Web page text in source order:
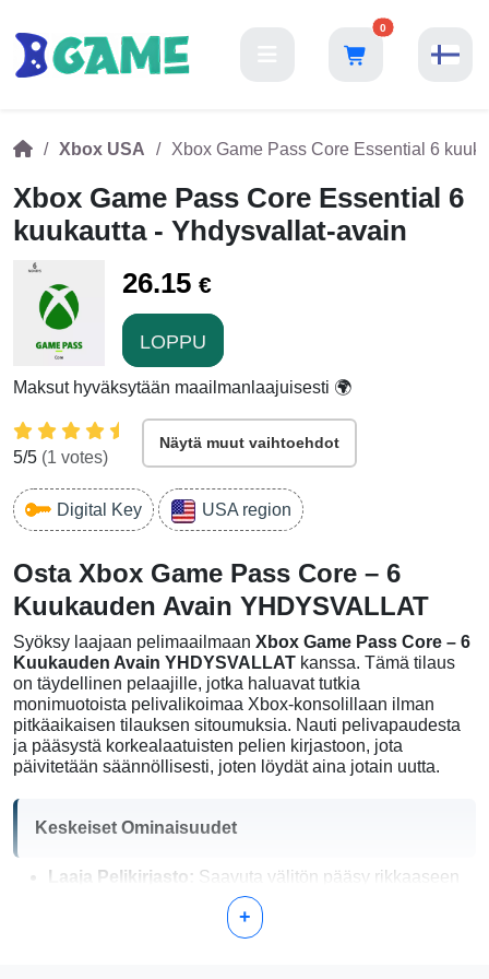
0
Xbox USA Xbox Game Pass Core Essential 6
Xbox Game Pass Core Essential 6
kuukautta - Yhdysvallat-avain
26.15 €
LOPPU
Maksut hyväksytään maailmanlaajuisesti 🌍
5/5 (1 votes)
Näytä muut vaihtoehdot
Digital Key USA region
Osta Xbox Game Pass Core – 6
Kuukauden Avain YHDYSVALLAT
Syöksy laajaan pelimaailmaan Xbox Game Pass Core – 6
Kuukauden Avain YHDYSVALLAT kanssa. Tämä tilaus
on täydellinen pelaajille, jotka haluavat tutkia
monimuotoista pelivalikoimaa Xbox-konsolillaan ilman
pitkäaikaisen tilauksen sitoumuksia. Nauti pelivapaudesta
ja pääsystä korkealaatuisten pelien kirjastoon, jota
päivitetään säännöllisesti, joten löydät aina jotain uutta.
Keskeiset Ominaisuudet
Laaja Pelikirjasto: Saavuta välitön pääsy rikkaaseen
valikoimaan Xbox-pelejä, joita voit pelata milloin
tahansa. Olitpa seikkailujen, strategian tai moninpelin
ystävä, kaikille löytyy jotain.
+